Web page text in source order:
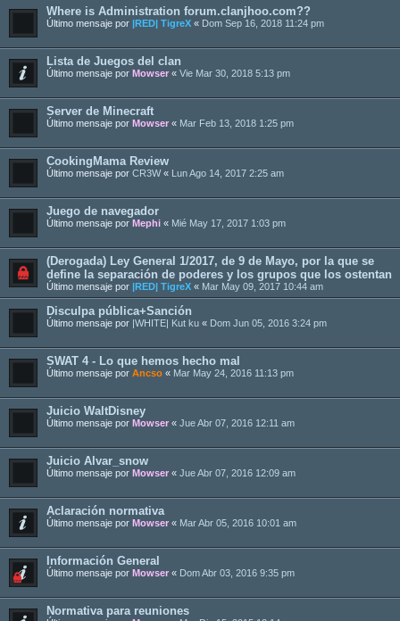
Where is Administration forum.clanjhoo.com??
Último mensaje por |RED| TigreX « Dom Sep 16, 2018 11:24 pm
Lista de Juegos del clan
Último mensaje por Mowser « Vie Mar 30, 2018 5:13 pm
Server de Minecraft
Último mensaje por Mowser « Mar Feb 13, 2018 1:25 pm
CookingMama Review
Último mensaje por CR3W« Lun Ago 14, 2017 2:25 am
Juego de navegador
Último mensaje por Mephi « Mié May 17, 2017 1:03 pm
(Derogada) Ley General 1/2017, de 9 de Mayo, por la que se
define la separación de poderes y los grupos que los ostentan
Último mensaje por |RED| TigreX « Mar May 09, 2017 10:44 am
Disculpa pública+Sanción
Último mensaje por |WHITE| Kut ku « Dom Jun 05, 2016 3:24 pm
SWAT 4 - Lo que hemos hecho mal
Último mensaje por Ancso « Mar May 24, 2016 11:13 pm
Juicio WaltDisney
Último mensaje por Mowser « Jue Abr 07, 2016 12:11 am
Juicio Alvar_snow
Último mensaje por Mowser « Jue Abr 07, 2016 12:09 am
Aclaración normativa
Último mensaje por Mowser « Mar Abr 05, 2016 10:01 am
Información General
Último mensaje por Mowser « Dom Abr 03, 2016 9:35 pm
Normativa para reuniones